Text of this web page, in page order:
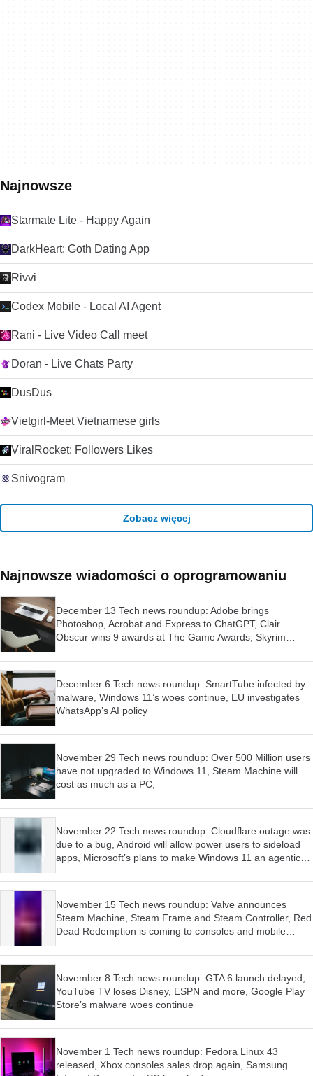
Najnowsze
Starmate Lite - Happy Again
DarkHeart: Goth Dating App
Rivvi
Codex Mobile - Local AI Agent
Rani - Live Video Call meet
Doran - Live Chats Party
DusDus
Vietgirl-Meet Vietnamese girls
ViralRocket: Followers Likes
Snivogram
Zobacz więcej
Najnowsze wiadomości o oprogramowaniu
December 13 Tech news roundup: Adobe brings
Photoshop, Acrobat and Express to ChatGPT, Clair
Obscur wins 9 awards at The Game Awards, Skyrim
December 6 Tech news roundup: SmartTube infected by
malware, Windows 11’s woes continue, EU investigates
WhatsApp’s AI policy
November 29 Tech news roundup: Over 500 Million users
have not upgraded to Windows 11, Steam Machine will
cost as much as a PC,
November 22 Tech news roundup: Cloudflare outage was
due to a bug, Android will allow power users to sideload
apps, Microsoft’s plans to make Windows 11 an agentic
November 15 Tech news roundup: Valve announces
Steam Machine, Steam Frame and Steam Controller, Red
Dead Redemption is coming to consoles and mobile
November 8 Tech news roundup: GTA 6 launch delayed,
YouTube TV loses Disney, ESPN and more, Google Play
Store’s malware woes continue
November 1 Tech news roundup: Fedora Linux 43
released, Xbox consoles sales drop again, Samsung